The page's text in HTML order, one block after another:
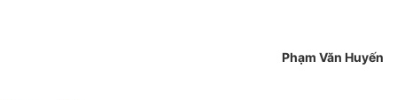
Phạm Văn Huyến